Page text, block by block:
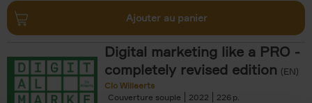
Ajouter au panier
Digital marketing like a PRO -
completely revised edition (EN)
Clo Willaerts
Couverture souple
2022 226